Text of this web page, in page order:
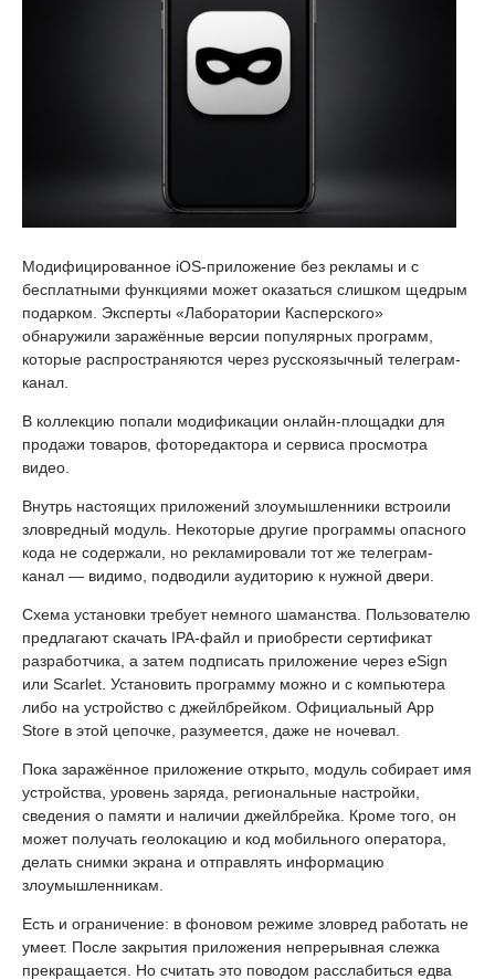
Модифицированное iOS-приложение без рекламы и с
бесплатными функциями может оказаться слишком щедрым
подарком. Эксперты «Лаборатории Касперского»
обнаружили заражённые версии популярных программ,
которые распространяются через русскоязычный телеграм-
канал.
В коллекцию попали модификации онлайн-площадки для
продажи товаров, фоторедактора и сервиса просмотра
видео.
Внутрь настоящих приложений злоумышленники встроили
зловредный модуль. Некоторые другие программы опасного
кода не содержали, но рекламировали тот же телеграм-
канал — видимо, подводили аудиторию к нужной двери.
Схема установки требует немного шаманства. Пользователю
предлагают скачать IPA-файл и приобрести сертификат
разработчика, а затем подписать приложение через eSign
или Scarlet. Установить программу можно и с компьютера
либо на устройство с джейлбрейком. Официальный App
Store в этой цепочке, разумеется, даже не ночевал.
Пока заражённое приложение открыто, модуль собирает имя
устройства, уровень заряда, региональные настройки,
сведения о памяти и наличии джейлбрейка. Кроме того, он
может получать геолокацию и код мобильного оператора,
делать снимки экрана и отправлять информацию
злоумышленникам.
Есть и ограничение: в фоновом режиме зловред работать не
умеет. После закрытия приложения непрерывная слежка
прекращается. Но считать это поводом расслабиться едва